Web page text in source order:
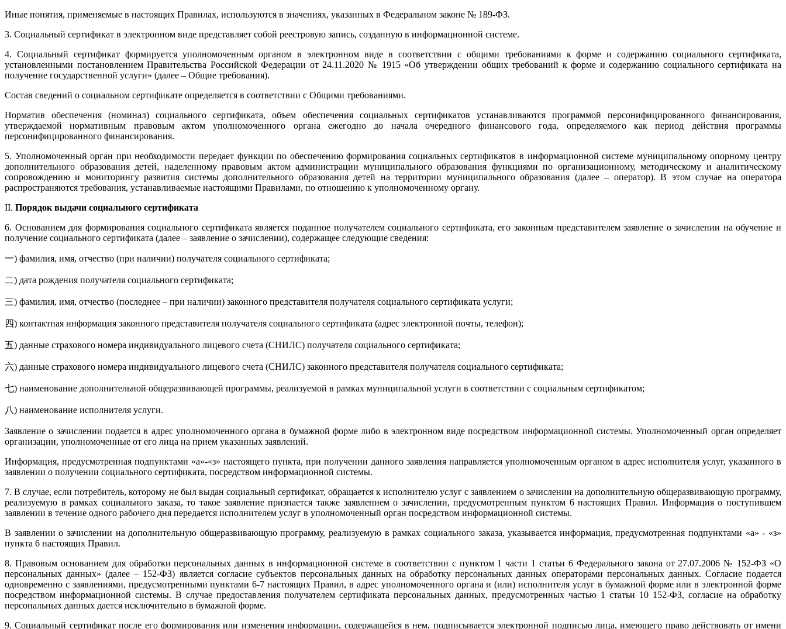
Иные понятия, применяемые в настоящих Правилах, используются в значениях, указанных в Федеральном законе № 189-ФЗ.
3. Социальный сертификат в электронном виде представляет собой реестровую запись, созданную в информационной системе.
4. Социальный сертификат формируется уполномоченным органом в электронном виде в соответствии с общими требованиями к форме и содержанию социального сертификата,
установленными постановлением Правительства Российской Федерации от 24.11.2020 № 1915 «Об утверждении общих требований к форме и содержанию социального сертификата на
получение государственной услуги» (далее – Общие требования).
Состав сведений о социальном сертификате определяется в соответствии с Общими требованиями.
Норматив обеспечения (номинал) социального сертификата, объем обеспечения социальных сертификатов устанавливаются программой персонифицированного финансирования,
утверждаемой нормативным правовым актом уполномоченного органа ежегодно до начала очередного финансового года, определяемого как период действия программы
персонифицированного финансирования.
5. Уполномоченный орган при необходимости передает функции по обеспечению формирования социальных сертификатов в информационной системе муниципальному опорному центру
дополнительного образования детей, наделенному правовым актом администрации муниципального образования функциями по организационному, методическому и аналитическому
сопровождению и мониторингу развития системы дополнительного образования детей на территории муниципального образования (далее – оператор). В этом случае на оператора
распространяются требования, устанавливаемые настоящими Правилами, по отношению к уполномоченному органу.
II. Порядок выдачи социального сертификата
6. Основанием для формирования социального сертификата является поданное получателем социального сертификата, его законным представителем заявление о зачислении на обучение и
получение социального сертификата (далее – заявление о зачислении), содержащее следующие сведения:
一) фамилия, имя, отчество (при наличии) получателя социального сертификата;
二) дата рождения получателя социального сертификата;
三) фамилия, имя, отчество (последнее – при наличии) законного представителя получателя социального сертификата услуги;
四) контактная информация законного представителя получателя социального сертификата (адрес электронной почты, телефон);
五) данные страхового номера индивидуального лицевого счета (СНИЛС) получателя социального сертификата;
六) данные страхового номера индивидуального лицевого счета (СНИЛС) законного представителя получателя социального сертификата;
七) наименование дополнительной общеразвивающей программы, реализуемой в рамках муниципальной услуги в соответствии с социальным сертификатом;
八) наименование исполнителя услуги.
Заявление о зачислении подается в адрес уполномоченного органа в бумажной форме либо в электронном виде посредством информационной системы. Уполномоченный орган определяет
организации, уполномоченные от его лица на прием указанных заявлений.
Информация, предусмотренная подпунктами «а»-«з» настоящего пункта, при получении данного заявления направляется уполномоченным органом в адрес исполнителя услуг, указанного в
заявлении о получении социального сертификата, посредством информационной системы.
7. В случае, если потребитель, которому не был выдан социальный сертификат, обращается к исполнителю услуг с заявлением о зачислении на дополнительную общеразвивающую программу,
реализуемую в рамках социального заказа, то такое заявление признается также заявлением о зачислении, предусмотренным пунктом 6 настоящих Правил. Информация о поступившем
заявлении в течение одного рабочего дня передается исполнителем услуг в уполномоченный орган посредством информационной системы.
В заявлении о зачислении на дополнительную общеразвивающую программу, реализуемую в рамках социального заказа, указывается информация, предусмотренная подпунктами «а» - «з»
пункта 6 настоящих Правил.
8. Правовым основанием для обработки персональных данных в информационной системе в соответствии с пунктом 1 части 1 статьи 6 Федерального закона от 27.07.2006 № 152-ФЗ «О
персональных данных» (далее – 152-ФЗ) является согласие субъектов персональных данных на обработку персональных данных операторами персональных данных. Согласие подается
одновременно с заявлениями, предусмотренными пунктами 6-7 настоящих Правил, в адрес уполномоченного органа и (или) исполнителя услуг в бумажной форме или в электронной форме
посредством информационной системы. В случае предоставления получателем сертификата персональных данных, предусмотренных частью 1 статьи 10 152-ФЗ, согласие на обработку
персональных данных дается исключительно в бумажной форме.
9. Социальный сертификат после его формирования или изменения информации, содержащейся в нем, подписывается электронной подписью лица, имеющего право действовать от имени